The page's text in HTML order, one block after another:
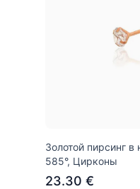
Золотой пирсинг в
585°, Цирконы
23.30 €